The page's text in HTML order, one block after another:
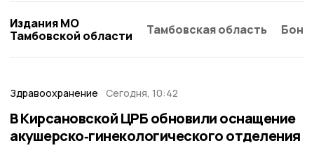
Издания МО
Тамбовской области
Тамбовская область
Здравоохранение Сегодня, 10:42
В Кирсановской ЦРБ обновили оснащение
акушерско‑гинекологического отделения